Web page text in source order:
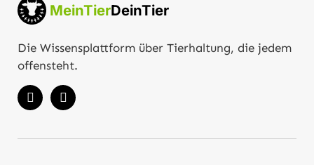
MeinTierDeinTier
Die Wissensplattform über Tierhaltung, die jedem
offensteht.